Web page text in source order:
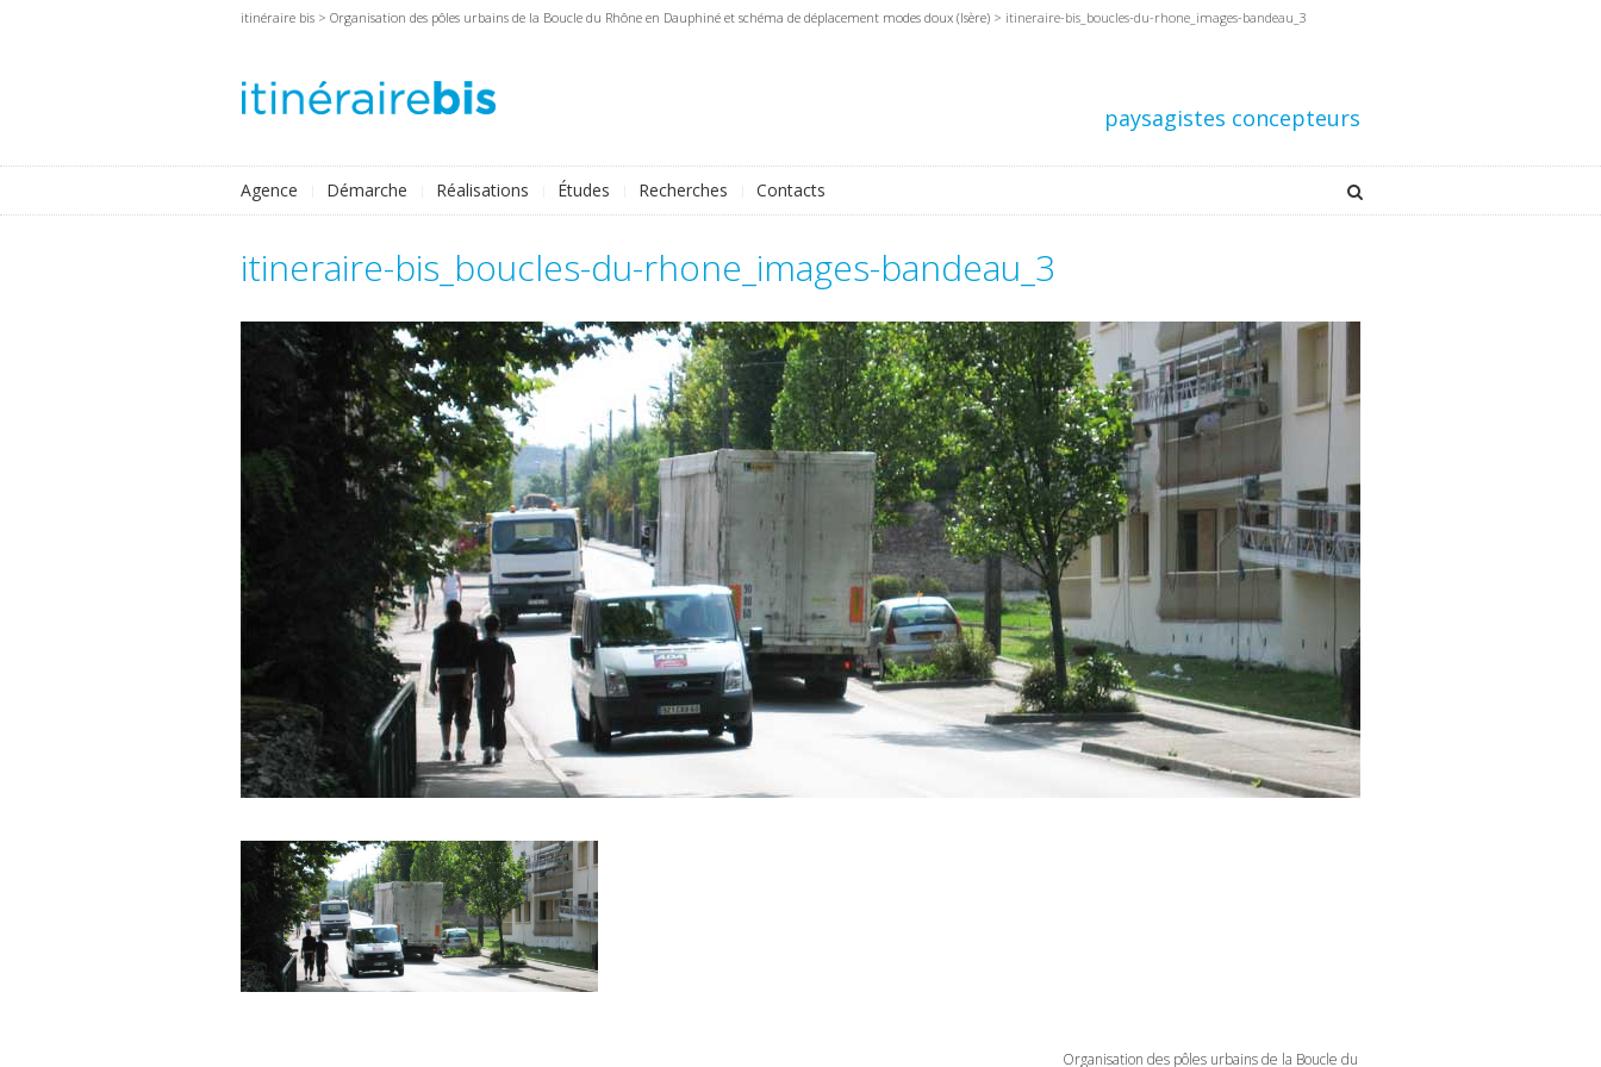
itinéraire bis > Organisation des pôles urbains de la Boucle du Rhône en Dauphiné et schéma de déplacement modes doux (Isère) > itineraire-bis_boucles-du-rhone_images-bandeau_3
paysagistes concepteurs
Agence Démarche Réalisations Études Recherches Contacts
itineraire-bis_boucles-du-rhone_images-bandeau_3
Organisation des pôles urbains de la Boucle du